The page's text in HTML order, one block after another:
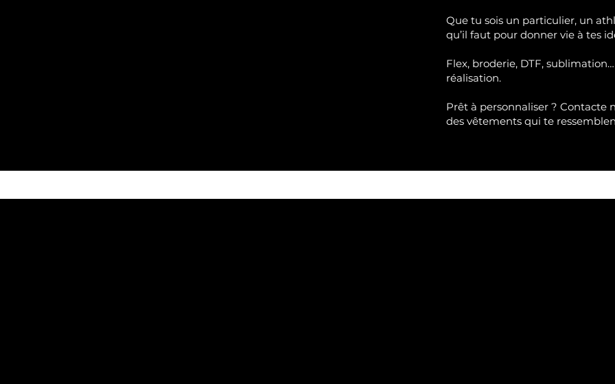
Que tu sois un particulier, un
qu’il faut pour donner vie à tes
Flex, broderie, DTF,
réalisation.
Prêt à personnaliser ? Contacte
des vêtements qui te